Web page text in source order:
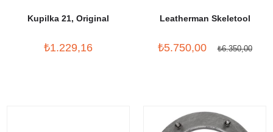
Kupilka 21, Original
₺1.229,16
Leatherman Skeletool
₺5.750,00 ₺6.350,00